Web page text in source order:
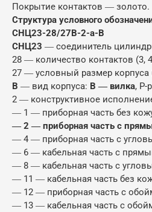
Покрытие контактов ― золото.
Структура условного
СНЦ23-28/27В-2-а-В
СНЦ23 ― соединитель
28 ― количество контактов (3,
27 ― условный размер корпуса
В ― вид корпуса: В ― вилка, Р-
2 ― конструктивное
― 1 ― приборная часть без
― 2 ― приборная часть с
― 4 ― приборная часть с
― 6 ― кабельная часть с
― 8 ― кабельная часть с
― 11 ― кабельная часть без
― 12 ― приборная часть с
― 13 ― кабельная часть с